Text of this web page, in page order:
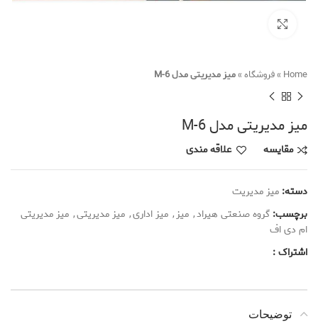
Home
»فروشگاه»میز مدیریتی مدل M-6
میز مدیریتی مدل M-6
مقایسه علاقه مندی
دسته: میز مدیریت
برچسب: گروه صنعتی هیراد, میز, میز اداری, میز مدیریتی, میز مدیریتی
ام دی اف
اشتراک :
توضیحات